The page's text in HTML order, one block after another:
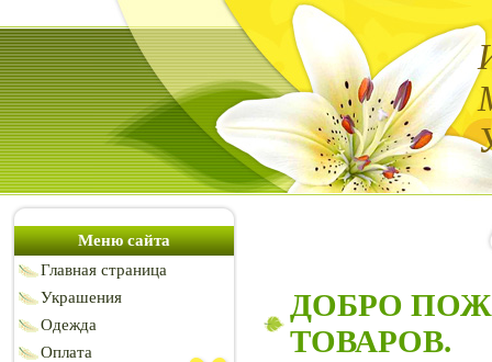
Меню сайта
Главная страница
Украшения
Одежда
Оплата
ДОБРО
ТОВАРОВ.